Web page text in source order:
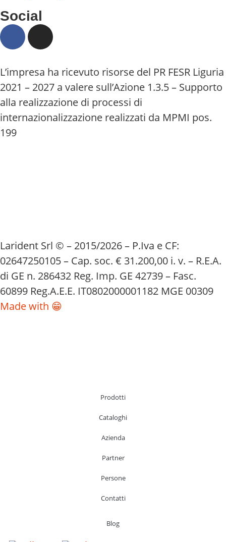
Social
L’impresa ha ricevuto risorse del PR FESR Liguria
2021 – 2027 a valere sull’Azione 1.3.5 – Supporto
alla realizzazione di processi di
internazionalizzazione realizzati da MPMI pos.
199
Larident Srl © – 2015/2026 – P.Iva e CF:
02647250105 – Cap. soc. € 31.200,00 i. v. – R.E.A.
di GE n. 286432 Reg. Imp. GE 42739 – Fasc.
60899 Reg.A.E.E. IT0802000001182 MGE 00309
Made with 😁
Prodotti
Cataloghi
Azienda
Partner
Persone
Contatti
Blog